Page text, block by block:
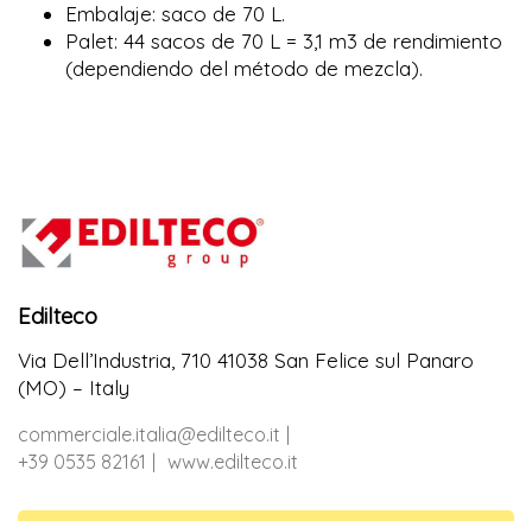
Embalaje: saco de 70 L.
Palet: 44 sacos de 70 L = 3,1 m3 de rendimiento
(dependiendo del método de mezcla).
Edilteco
Via Dell’Industria, 710 41038 San Felice sul Panaro
(MO) – Italy
commerciale.italia@edilteco.it
+39 0535 82161
www.edilteco.it